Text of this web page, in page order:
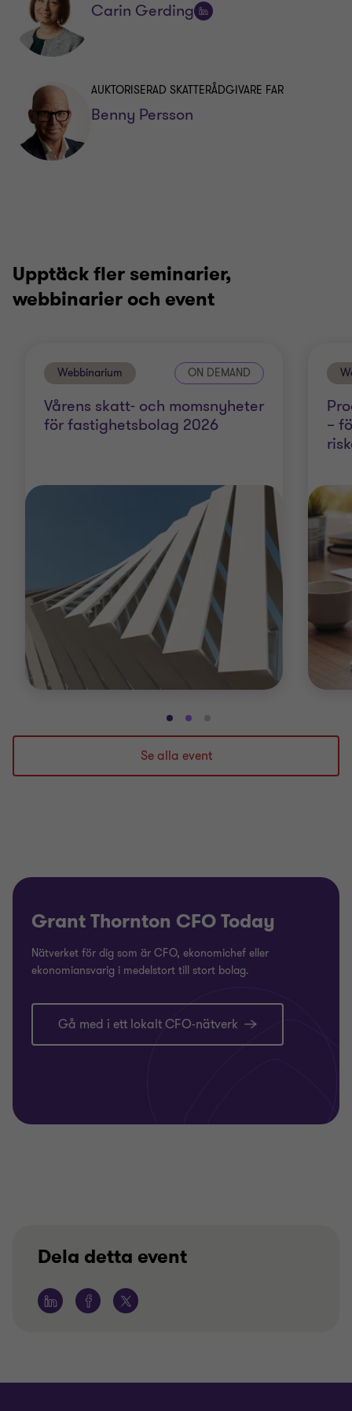
Carin Gerding
Benny Persson
AUKTORISERAD SKATTERÅDGIVARE FAR
Upptäck fler seminarier,
webbinarier och event
Webbinarium ON DEMAND
Vårens skatt- och momsnyheter
för fastighetsbolag 2026
–
Gå
bild
1
Gå
bild
2
Gå
bild
3
Se alla event
Grant Thornton CFO Today
Nätverket för dig som är CFO, ekonomichef eller
ekonomiansvarig i medelstort till stort bolag.
Gå med i ett lokalt CFO-nätverk
Dela detta event